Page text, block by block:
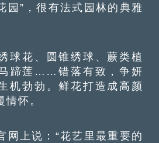
园”，很有法式园林的典雅
花、圆锥绣球、蕨类植
蹄莲……错落有致，争妍
机勃勃。鲜花打造成高颜
怀。
上说：“花艺里最重要的